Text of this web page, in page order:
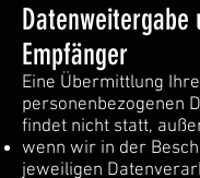
Datenweitergabe
Empfänger
Eine Übermittlung
personenbezogenen
findet nicht statt,
wenn wir in der
jeweiligen